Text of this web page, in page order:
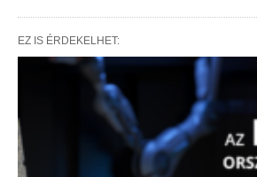
EZ IS ÉRDEKELHET: